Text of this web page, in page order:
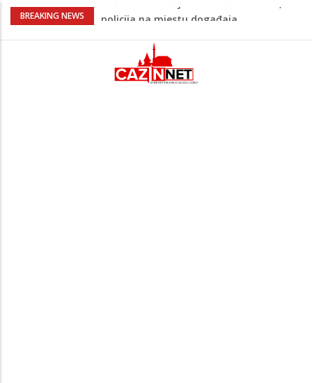
BREAKING NEWS
Ovo je 24-godišnji mladić koji je izgubio
Na Ahiret preselio LJUBIJANKIĆ (Hasan)
Na Ahiret preselio HALILOVIĆ (Smajil)